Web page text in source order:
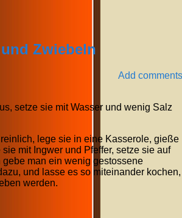
Zwiebeln
Add comments
setze sie mit Wasser und wenig Salz
lege sie in eine Kasserole, gieße
mit Ingwer und Pfeffer, setze sie auf
man ein wenig gestossene
und lasse es so miteinander kochen,
werden.